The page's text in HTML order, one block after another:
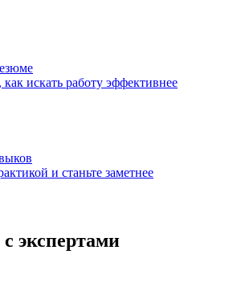
как искать работу эффективнее
и станьте заметнее
экспертами